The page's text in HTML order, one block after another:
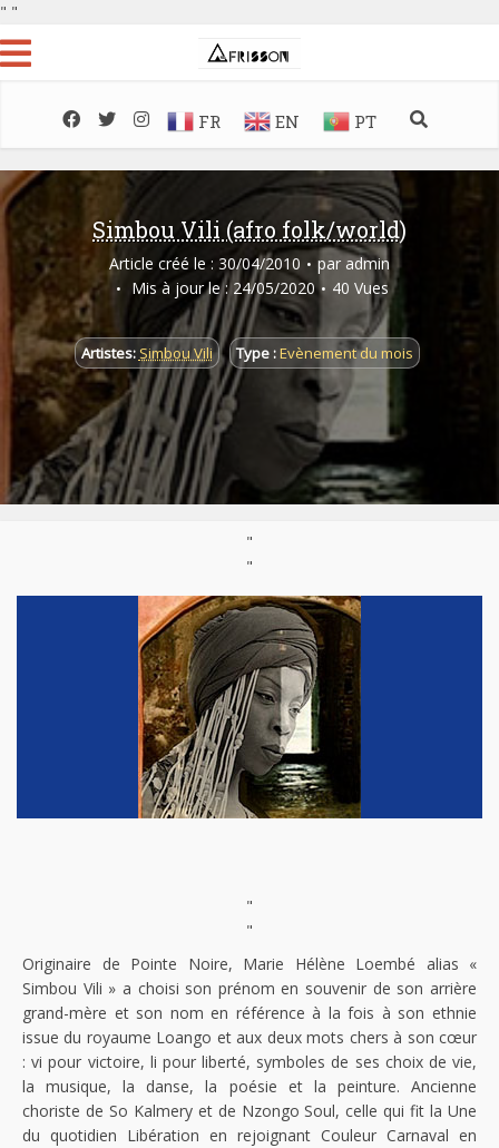
" "
FR EN PT
Simbou Vili (afro folk/world)
Article créé le : 30/04/2010 par admin
Mis à jour le : 24/05/2020
40 Vues
Artistes:Simbou Vili Type :Evènement du mois
"
"
"
"
Originaire de Pointe Noire, Marie Hélène Loembé alias «
Simbou Vili » a choisi son prénom en souvenir de son arrière
grand-mère et son nom en référence à la fois à son ethnie
issue du royaume Loango et aux deux mots chers à son cœur
: vi pour victoire, li pour liberté, symboles de ses choix de vie,
la musique, la danse, la poésie et la peinture. Ancienne
choriste de So Kalmery et de Nzongo Soul, celle qui fit la Une
du quotidien Libération en rejoignant Couleur Carnaval en